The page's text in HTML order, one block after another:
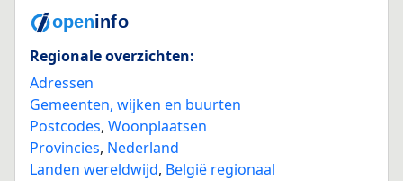
Regionale overzichten:
Adressen
Gemeenten, wijken en buurten
Postcodes, Woonplaatsen
Provincies, Nederland
Landen wereldwijd, België regionaal